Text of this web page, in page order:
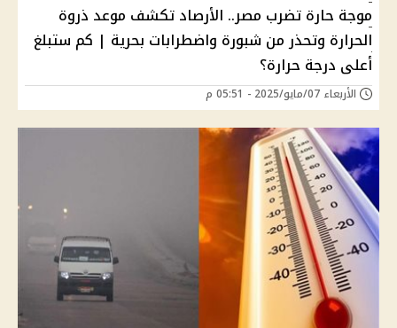
موجة حارة تضرب مصر.. الأرصاد تكشف موعد ذروة
الحرارة وتحذر من شبورة واضطرابات بحرية | كم ستبلغ
أعلى درجة حرارة؟
الأربعاء 07/مايو/2025 - 05:51 م